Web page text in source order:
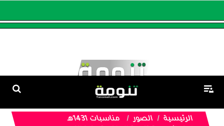
الرئيسية الصور
مناسبات 1431هـ